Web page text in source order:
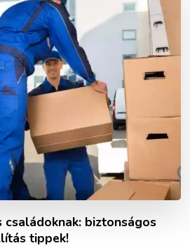
biztonságos
tippek!